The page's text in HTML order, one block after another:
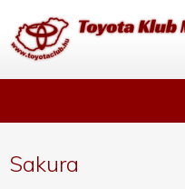
Sakura